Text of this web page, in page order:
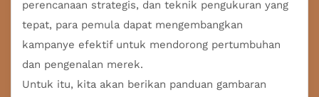
perencanaan strategis, dan teknik pengukuran yang
tepat, para pemula dapat mengembangkan
kampanye efektif untuk mendorong pertumbuhan
dan pengenalan merek.
Untuk itu, kita akan berikan panduan gambaran